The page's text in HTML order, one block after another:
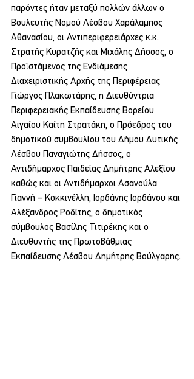
παρόντες ήταν μεταξύ πολλών άλλων ο
Βουλευτής Νομού Λέσβου Χαράλαμπος
Αθανασίου, οι Αντιπεριφερειάρχες κ.κ.
Στρατής Κυρατζής και Μιχάλης Δήσσος, ο
Προϊστάμενος της Ενδιάμεσης
Διαχειριστικής Αρχής της Περιφέρειας
Γιώργος Πλακωτάρης, η Διευθύντρια
Περιφερειακής Εκπαίδευσης Βορείου
Αιγαίου Καίτη Στρατάκη, ο Πρόεδρος του
δημοτικού συμβουλίου του Δήμου Δυτικής
Λέσβου Παναγιώτης Δήσσος, ο
Αντιδήμαρχος Παιδείας Δημήτρης Αλεξίου
καθώς και οι Αντιδήμαρχοι Ασανούλα
Γιαννή – Κοκκινέλλη, Ιορδάνης Ιορδάνου και
Αλέξανδρος Ροδίτης, ο δημοτικός
σύμβουλος Βασίλης Τιτιρέκης και ο
Διευθυντής της Πρωτοβάθμιας
Εκπαίδευσης Λέσβου Δημήτρης Βούλγαρης.